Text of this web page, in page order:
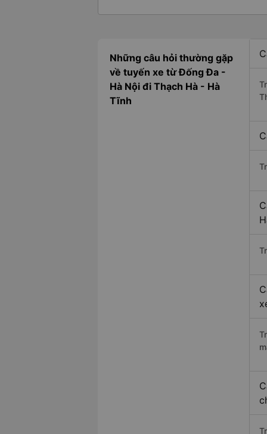
Những câu hỏi thường gặp
về tuyến xe từ Đống Đa -
Hà Nội đi Thạch Hà - Hà
Tĩnh